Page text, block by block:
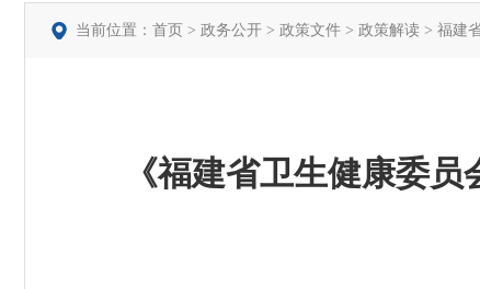
当前位置： 首页 > 政务公开 > 政策文件 > 政策解读 > 福建
《福建省卫生健康委